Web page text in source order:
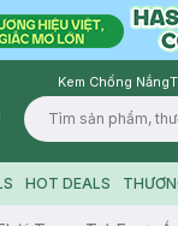
Kem Chống Nắng
HOT DEALS